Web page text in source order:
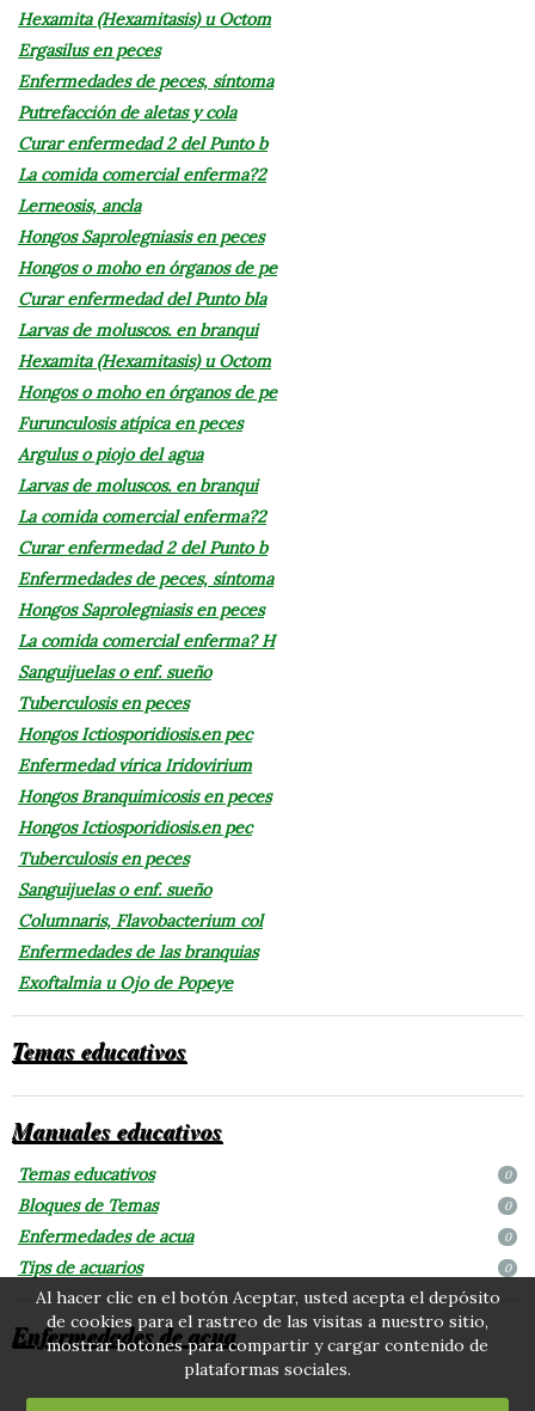
Hexamita (Hexamitasis) u Octom
Ergasilus en peces
Enfermedades de peces, síntoma
Putrefacción de aletas y cola
Curar enfermedad 2 del Punto b
La comida comercial enferma?2
Lerneosis, ancla
Hongos Saprolegniasis en peces
Hongos o moho en órganos de pe
Curar enfermedad del Punto bla
Larvas de moluscos. en branqui
Hexamita (Hexamitasis) u Octom
Hongos o moho en órganos de pe
Furunculosis atípica en peces
Argulus o piojo del agua
Larvas de moluscos. en branqui
La comida comercial enferma?2
Curar enfermedad 2 del Punto b
Enfermedades de peces, síntoma
Hongos Saprolegniasis en peces
La comida comercial enferma? H
Sanguijuelas o enf. sueño
Tuberculosis en peces
Hongos Ictiosporidiosis.en pec
Enfermedad vírica Iridovirium
Hongos Branquimicosis en peces
Hongos Ictiosporidiosis.en pec
Tuberculosis en peces
Sanguijuelas o enf. sueño
Columnaris, Flavobacterium col
Enfermedades de las branquias
Exoftalmia u Ojo de Popeye
Temas educativos
Manuales educativos
Temas educativos 0
Bloques de Temas 0
Enfermedades de acua 0
Tips de acuarios 0
Enfermedades de acua
Al hacer clic en el botón Aceptar, usted acepta el depósito
de cookies para el rastreo de las visitas a nuestro sitio,
mostrar botones para compartir y cargar contenido de
plataformas sociales.